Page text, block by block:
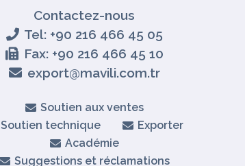
Contactez-nous
Tel: +90 216 466 45 05
Fax: +90 216 466 45 10
export@mavili.com.tr
Soutien aux ventes
Soutien technique
Exporter
Académie
Suggestions et réclamations